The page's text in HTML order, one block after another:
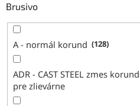
Brusivo
A - normál korund 128
ADR - CAST STEEL zmes
pre zlievárne